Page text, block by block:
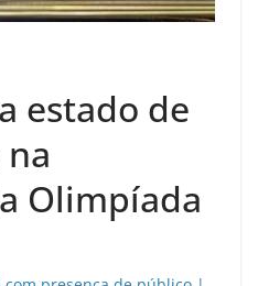
estado de
Olimpíada